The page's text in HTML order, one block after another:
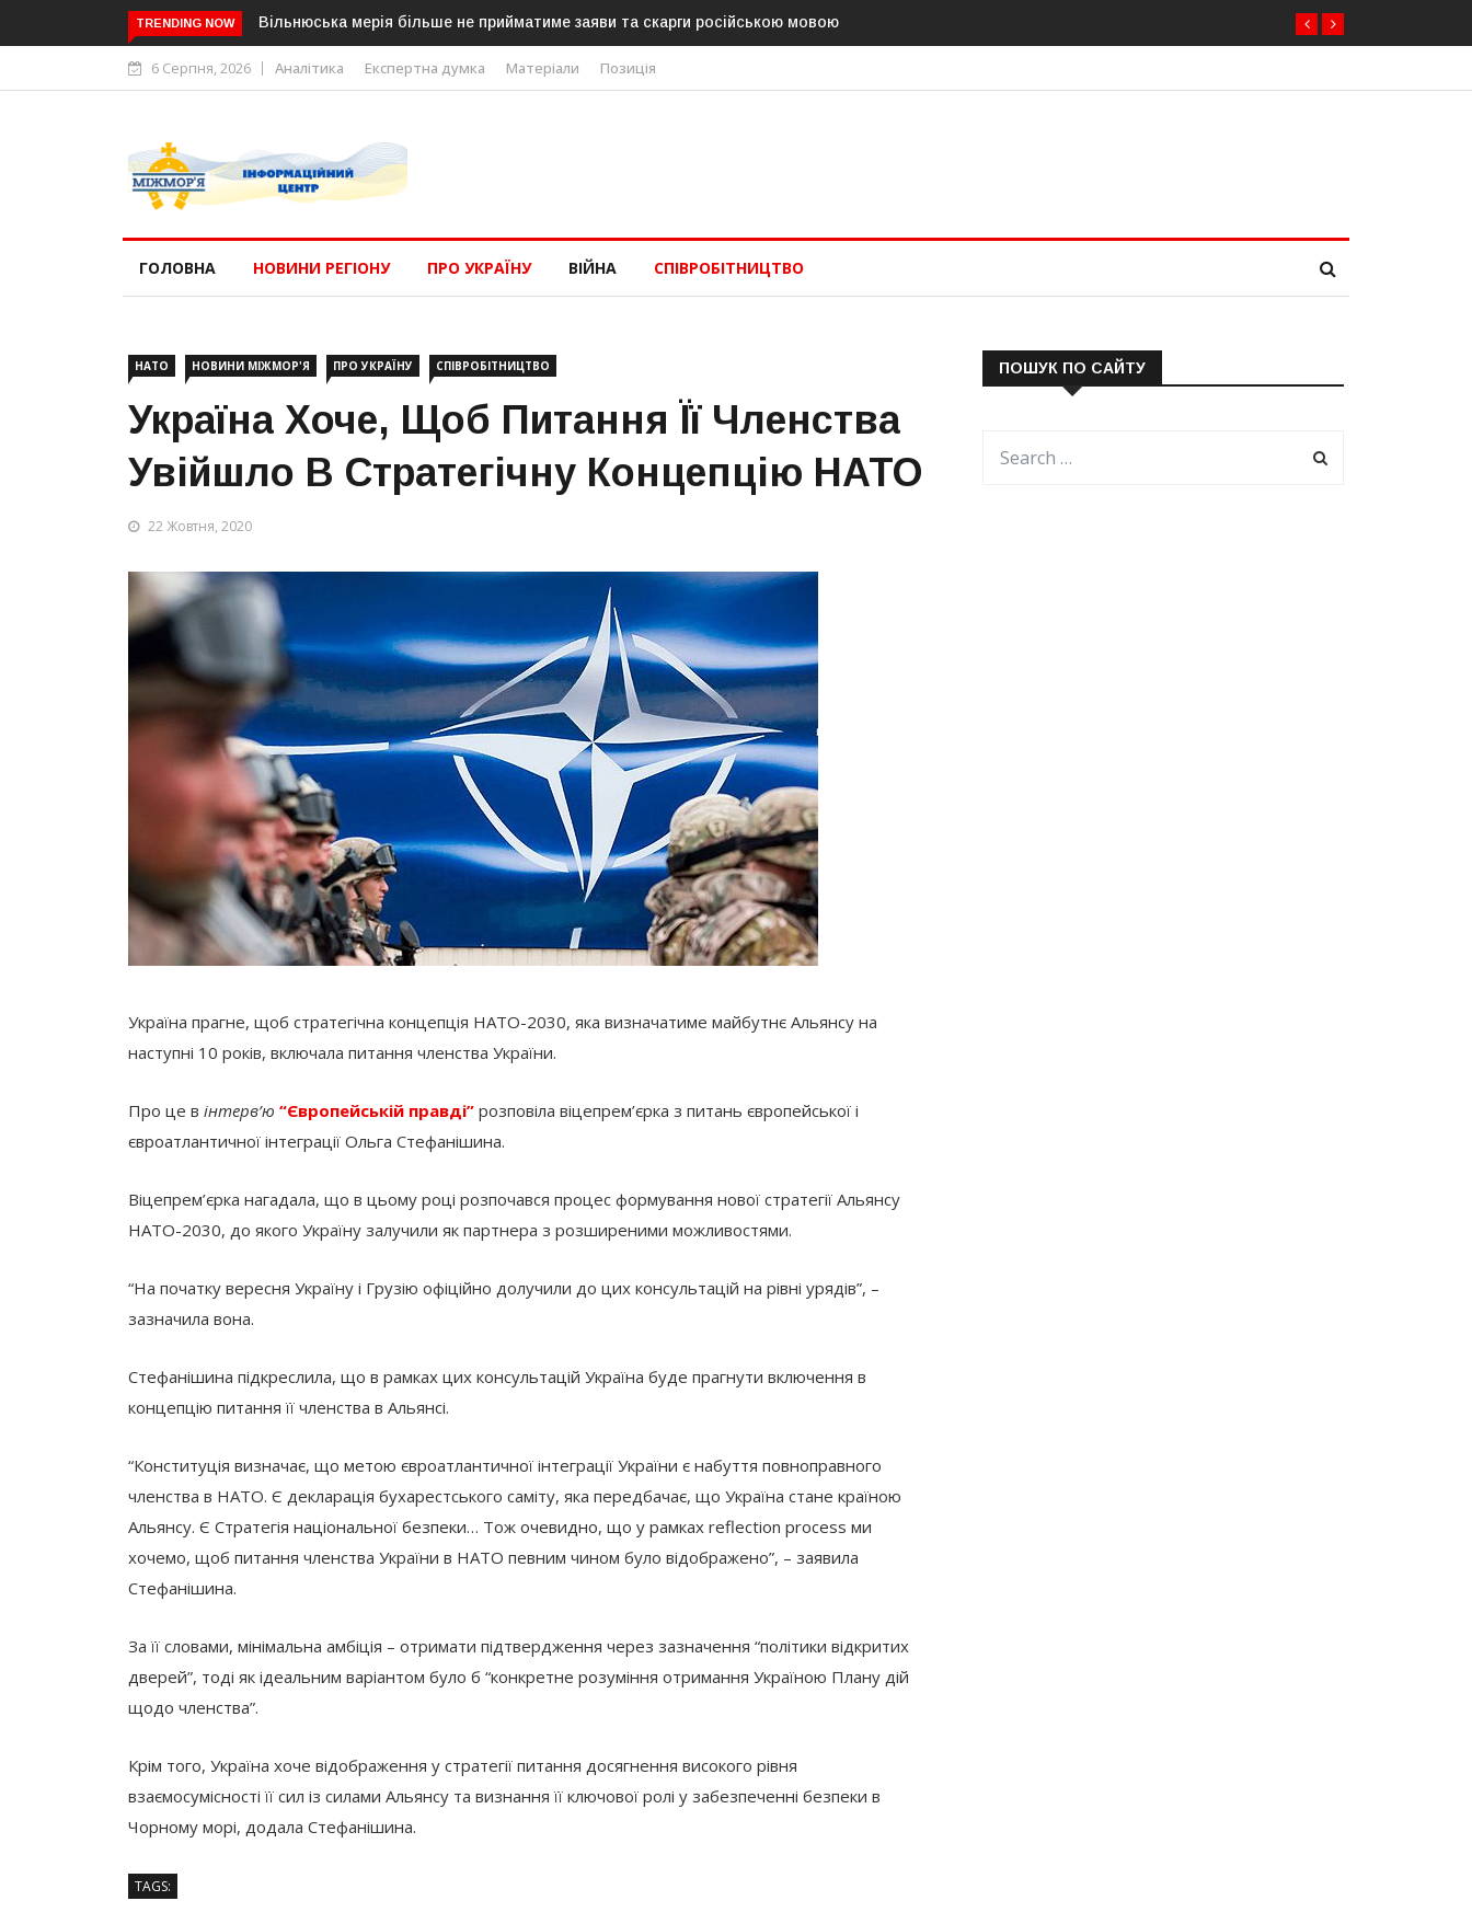
TRENDING NOW Вільнюська мерія більше не прийматиме заяви та скарги російською мовоюВ Угорщині можуть обрати нового президента вже 11 серпня — фракція
«Тиси»
6 Серпня, 2026 Аналітика Експертна думка Матеріали Позиція
ГОЛОВНА НОВИНИ РЕГІОНУ ПРО УКРАЇНУ ВІЙНА СПІВРОБІТНИЦТВО
НАТО НОВИНИ МІЖМОР'Я ПРО УКРАЇНУ СПІВРОБІТНИЦТВО
Україна Хоче, Щоб Питання Її Членства
Увійшло В Стратегічну Концепцію НАТО
22 Жовтня, 2020
Україна прагне, щоб стратегічна концепція НАТО-2030, яка визначатиме майбутнє Альянсу на
наступні 10 років, включала питання членства України.
Про це в інтерв’ю “Європейській правді” розповіла віцепрем’єрка з питань європейської і
євроатлантичної інтеграції Ольга Стефанішина.
Віцепрем’єрка нагадала, що в цьому році розпочався процес формування нової стратегії Альянсу
НАТО-2030, до якого Україну залучили як партнера з розширеними можливостями.
“На початку вересня Україну і Грузію офіційно долучили до цих консультацій на рівні урядів”, –
зазначила вона.
Стефанішина підкреслила, що в рамках цих консультацій Україна буде прагнути включення в
концепцію питання її членства в Альянсі.
“Конституція визначає, що метою євроатлантичної інтеграції України є набуття повноправного
членства в НАТО. Є декларація бухарестського саміту, яка передбачає, що Україна стане країною
Альянсу. Є Стратегія національної безпеки… Тож очевидно, що у рамках reflection process ми
хочемо, щоб питання членства України в НАТО певним чином було відображено”, – заявила
Стефанішина.
За її словами, мінімальна амбіція – отримати підтвердження через зазначення “політики відкритих
дверей”, тоді як ідеальним варіантом було б “конкретне розуміння отримання Україною Плану дій
щодо членства”.
Крім того, Україна хоче відображення у стратегії питання досягнення високого рівня
взаємосумісності її сил із силами Альянсу та визнання її ключової ролі у забезпеченні безпеки в
Чорному морі, додала Стефанішина.
TAGS:
ПОШУК ПО САЙТУ